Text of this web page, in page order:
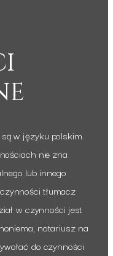
w języku polskim.
nie zna
lub innego
tłumacz
w czynności jest
notariusz na
do czynności